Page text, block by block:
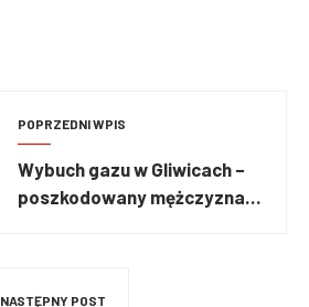
POPRZEDNI WPIS
Wybuch gazu w Gliwicach –
poszkodowany mężczyzna
NASTĘPNY POST